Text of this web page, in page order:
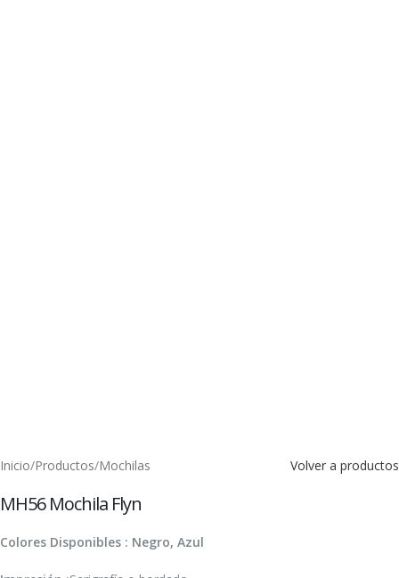
Inicio/Productos/Mochilas Volver a productos
MH56 Mochila Flyn
Colores Disponibles : Negro, Azul